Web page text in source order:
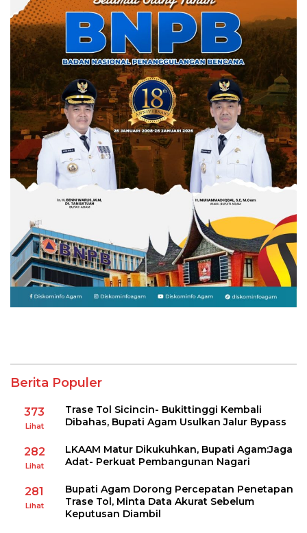
Berita Populer
373
Lihat
Trase Tol Sicincin- Bukittinggi Kembali
Dibahas, Bupati Agam Usulkan Jalur Bypass
282
Lihat
LKAAM Matur Dikukuhkan, Bupati Agam:Jaga
Adat- Perkuat Pembangunan Nagari
281
Lihat
Bupati Agam Dorong Percepatan Penetapan
Trase Tol, Minta Data Akurat Sebelum
Keputusan Diambil